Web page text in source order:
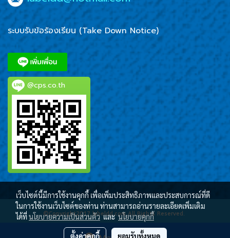
ระบบรับข้อร้องเรียน (Take Down Notice)
@cps.co.th
©Copyright2017 labeldd.com All Rights Reserved.
ผู้เข้าชมวันนี้
เว็บไซต์นี้มีการใช้งานคุกกี้ เพื่อเพิ่มประสิทธิภาพและประสบการณ์ที่ดี
ในการใช้งานเว็บไซต์ของท่าน ท่านสามารถอ่านรายละเอียดเพิ่มเติม
ได้ที่นโยบายความเป็นส่วนตัวและนโยบายคุกกี้
ตั้งค่าคุกกี้ ยอมรับทั้งหมด